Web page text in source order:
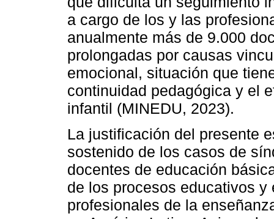
a cargo de los y las
anualmente más de 9.000
prolongadas por causas
emocional, situación que
continuidad pedagógica y el
infantil (MINEDU, 2023).
La justificación del presente
sostenido de los casos de
docentes de educación
de los procesos educativos
profesionales de la